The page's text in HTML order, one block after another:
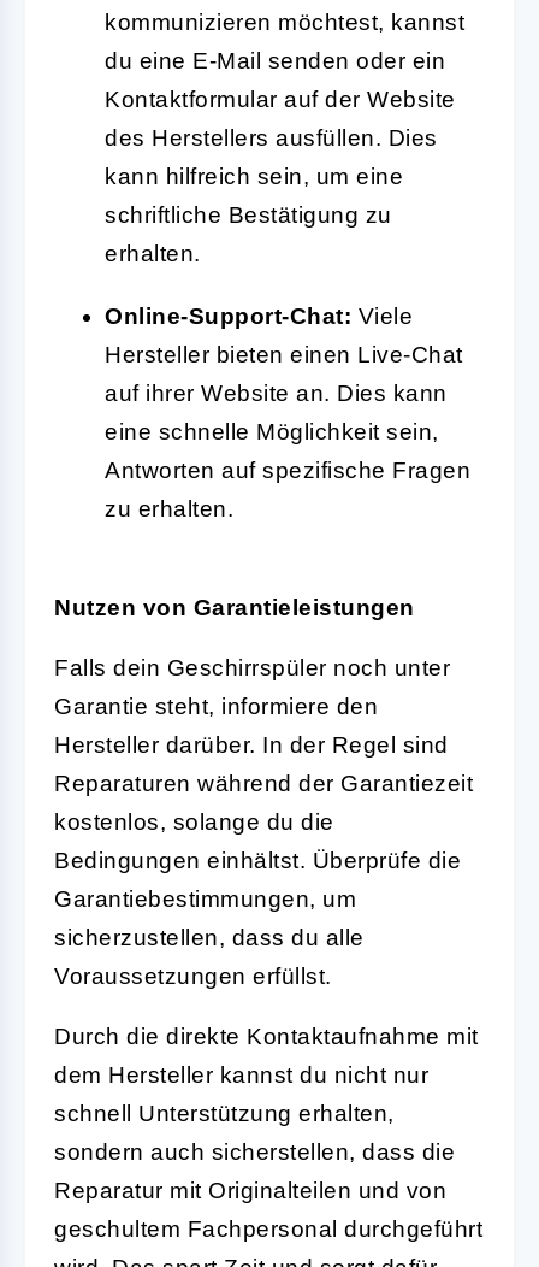
kommunizieren möchtest, kannst
du eine E-Mail senden oder ein
Kontaktformular auf der Website
des Herstellers ausfüllen. Dies
kann hilfreich sein, um eine
schriftliche Bestätigung zu
erhalten.
Online-Support-Chat: Viele
Hersteller bieten einen Live-Chat
auf ihrer Website an. Dies kann
eine schnelle Möglichkeit sein,
Antworten auf spezifische Fragen
zu erhalten.
Nutzen von Garantieleistungen
Falls dein Geschirrspüler noch unter
Garantie steht, informiere den
Hersteller darüber. In der Regel sind
Reparaturen während der Garantiezeit
kostenlos, solange du die
Bedingungen einhältst. Überprüfe die
Garantiebestimmungen, um
sicherzustellen, dass du alle
Voraussetzungen erfüllst.
Durch die direkte Kontaktaufnahme mit
dem Hersteller kannst du nicht nur
schnell Unterstützung erhalten,
sondern auch sicherstellen, dass die
Reparatur mit Originalteilen und von
geschultem Fachpersonal durchgeführt